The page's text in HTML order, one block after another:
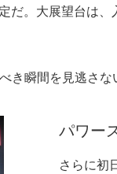
だ。大展望台は
き瞬間を見逃さな
パワー
さらに初